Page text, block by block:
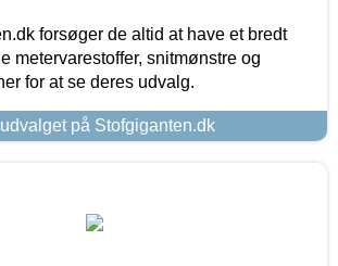
forsøger de altid at have et bredt
metervarestoffer, snitmønstre og
for at se deres udvalg.
på Stofgiganten.dk